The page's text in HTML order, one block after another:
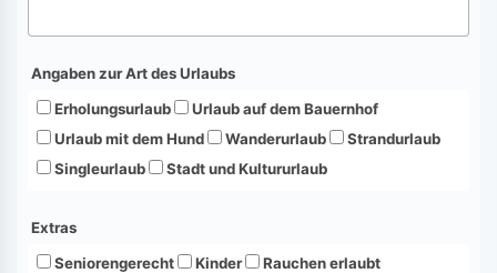
Angaben zur Art des Urlaubs
Erholungsurlaub
Urlaub auf dem Bauernhof
Urlaub mit dem Hund
Wanderurlaub
Strandurlaub
Singleurlaub
Stadt und Kultururlaub
Extras
Seniorengerecht
Kinder
Rauchen erlaubt